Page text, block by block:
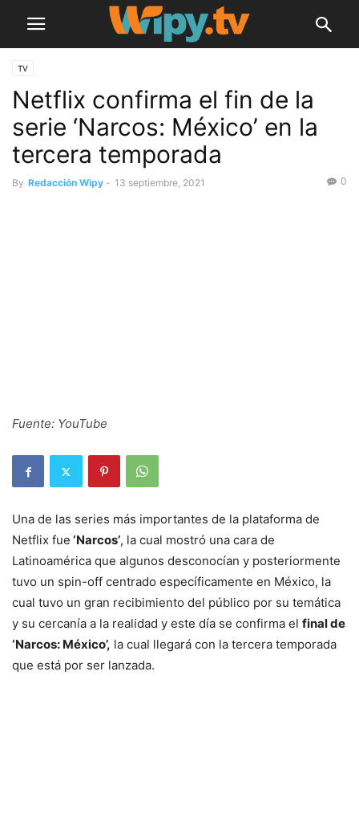
TV
Netflix confirma el fin de la
serie ‘Narcos: México’ en la
tercera temporada
By Redacción Wipy - 13 septiembre, 2021 0
Fuente: YouTube
Una de las series más importantes de la plataforma de
Netflix fue ‘Narcos’, la cual mostró una cara de
Latinoamérica que algunos desconocían y posteriormente
tuvo un spin-off centrado específicamente en México, la
cual tuvo un gran recibimiento del público por su temática
y su cercanía a la realidad y este día se confirma el final de
‘Narcos: México’, la cual llegará con la tercera temporada
que está por ser lanzada.